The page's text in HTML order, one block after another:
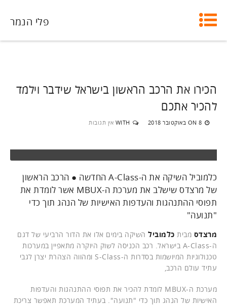
פלי הנמר
הכירו את הרכב הראשון בישראל שידבר וילמד
להכיר אתכם
ON 8 באוקטובר 2018 WITH אין תגובות
כלמוביל השיקה את ה-A-Class החדשה ● הרכב הראשון
של מרצדס שישלב את מערכת ה-MBUX אשר לומדת את
תפוסי ההתנהגות והעדפות האישיות של הנהג תוך כדי
"תנועה"
מרצדס מבית כלמוביל השיקה בימים אלו את הדור הרביעי של דגם
ה-A-Class בישראל. רכב הכניסה לשוק היוקרה מתאפיין במערכות
טכנולוגיות המיושמות בסדרות ה-S-Class ומהווה הצהרת יצרן לגבי
עתיד עולם הרכב,
מערכת ה-MBUX לומדת להכיר את תפוסי ההתנהגות והעדפות
האישיות של הנהג תוך כדי "תנועה". בעתיד המערכת תאפשר צריכת